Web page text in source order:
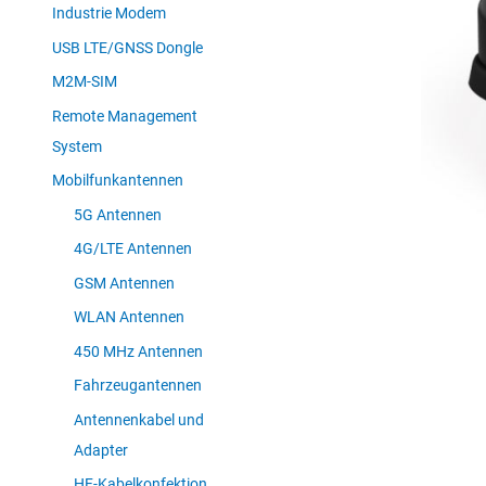
Industrie Modem
USB LTE/GNSS Dongle
M2M-SIM
Remote Management
System
Mobilfunkantennen
5G Antennen
4G/LTE Antennen
GSM Antennen
WLAN Antennen
450 MHz Antennen
Fahrzeugantennen
Antennenkabel und
Adapter